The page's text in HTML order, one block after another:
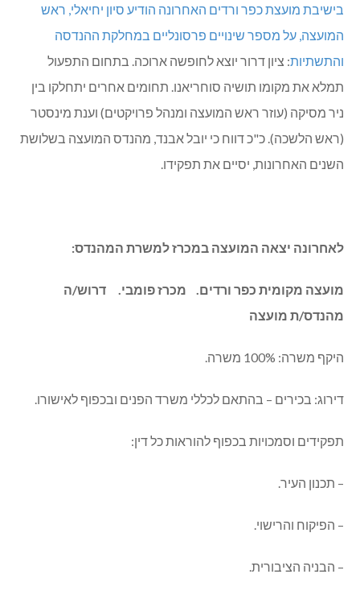
בישיבת מועצת כפר ורדים האחרונה הודיע סיון יחיאלי, ראש
המועצה, על מספר שינויים פרסונליים במחלקת ההנדסה
והתשתיות: ציון דרור יוצא לחופשה ארוכה. בתחום התפעול
תמלא את מקומו תושיה סוחריאנו. תחומים אחרים יתחלקו בין
ניר מסיקה (עוזר ראש המועצה ומנהל פרויקטים) וענת מינסטר
(ראש הלשכה). כ"כ דווח כי יובל אבנד, מהנדס המועצה בשלושת
השנים האחרונות, יסיים את תפקידו.
לאחרונה יצאה המועצה במכרז למשרת המהנדס:
מועצה מקומית כפר ורדים. מכרז פומבי. דרוש/ה
מהנדס/ת מועצה
היקף משרה: 100% משרה.
דירוג: בכירים – בהתאם לכללי משרד הפנים ובכפוף לאישורו.
תפקידים וסמכויות בכפוף להוראות כל דין:
– תכנון העיר.
– הפיקוח והרישוי.
– הבניה הציבורית.